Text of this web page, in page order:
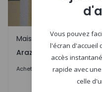
Arazede, Coimbra
Maison
Arazede, Coimbra
Acheter 120.000 €
Vous pouvez
l'écran d'accueil
accès
rapide avec
celle